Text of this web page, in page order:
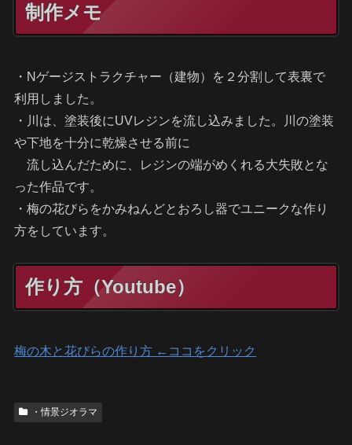
制作メモ
・Nゲージストラクチャー（建物）を２分割して表裏で
利用しました。
・川は、塗装後にUVレジンを流し込みました。川の塗装
や下地を十分に乾燥させる前に
流し込んだために、レジンの端がめくれる大失敗とな
った作品です。
・梅の花びらをかみねんどとおろし器でユニークな作り
方をしています。
作り方（Youtube）
梅の木と花びらの作り方 ←ココをクリック
・情景ジオラマ